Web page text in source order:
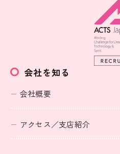
会社を知る
会社概要
アクセス／支店紹介